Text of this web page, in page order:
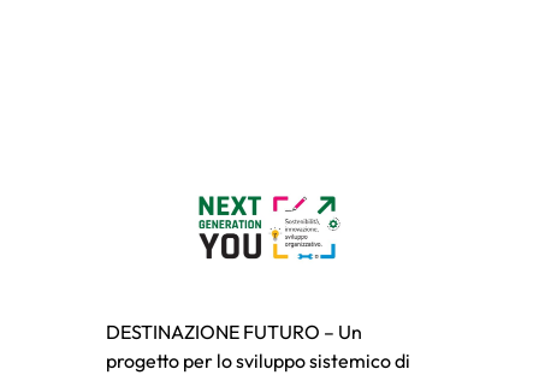
DESTINAZIONE FUTURO – Un
progetto per lo sviluppo sistemico di